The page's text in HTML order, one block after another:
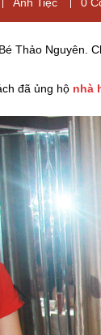
Thảo Nguyên.
đã ủng hộ nhà